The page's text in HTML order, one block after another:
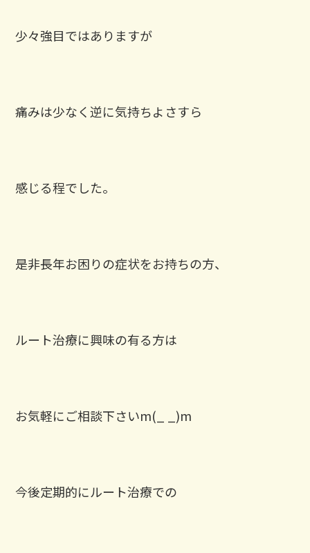
少々強目ではありますが
痛みは少なく逆に気持ちよさすら
感じる程でした。
是非長年お困りの症状をお持ちの方、
ルート治療に興味の有る方は
お気軽にご相談下さいm(_ _)m
今後定期的にルート治療での